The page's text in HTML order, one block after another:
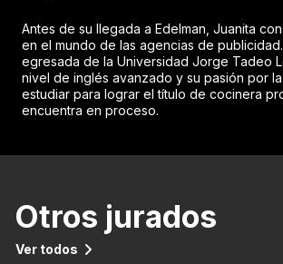
Antes de su llegada a Edelman, Juanita
en el mundo de las agencias de
egresada de la Universidad Jorge Tadeo
nivel de inglés avanzado y su pasión por
estudiar para lograr el título de cocinera
encuentra en proceso.
Otros jurados
Ver todos